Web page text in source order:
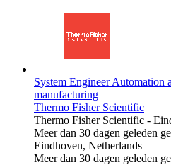
System Engineer
manufacturing
Thermo Fisher Scientific
Thermo Fisher Scientific -
Meer dan 30 dagen geleden
Eindhoven, Netherlands
Meer dan 30 dagen geleden